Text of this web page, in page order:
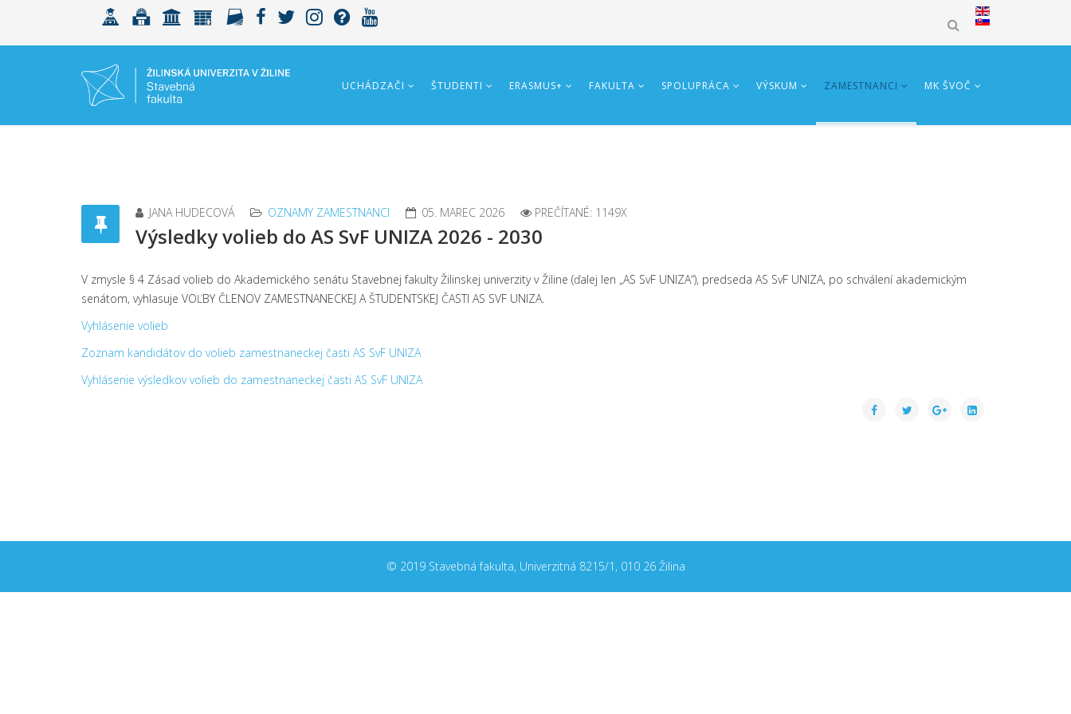
UCHÁDZAČI ŠTUDENTI ERASMUS+ FAKULTA SPOLUPRÁCA VÝSKUM ZAMESTNANCI MK ŠVOČ
JANA HUDECOVÁ OZNAMY ZAMESTNANCI 05. MAREC 2026 PREČÍTANÉ: 1149X
Výsledky volieb do AS SvF UNIZA 2026 - 2030
V zmysle § 4 Zásad volieb do Akademického senátu Stavebnej fakulty Žilinskej univerzity v Žiline (ďalej len „AS SvF UNIZA“), predseda AS SvF UNIZA, po schválení akademickým
senátom, vyhlasuje VOĽBY ČLENOV ZAMESTNANECKEJ A ŠTUDENTSKEJ ČASTI AS SVF UNIZA.
Vyhlásenie volieb
Zoznam kandidátov do volieb zamestnaneckej časti AS SvF UNIZA
Vyhlásenie výsledkov volieb do zamestnaneckej časti AS SvF UNIZA
© 2019 Stavebná fakulta, Univerzitná 8215/1, 010 26 Žilina